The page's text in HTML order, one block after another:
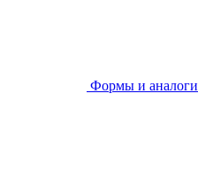
Формы и аналоги